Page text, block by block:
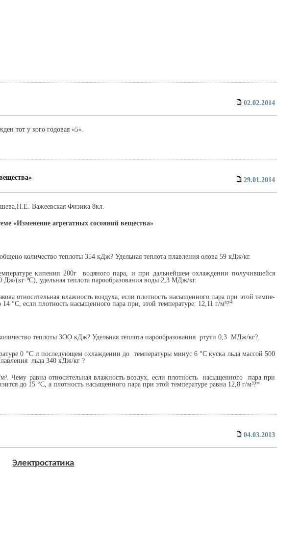
02.02.2014
тот у кого годовая «5».
29.01.2014
Важеевская Физика 8кл.
«Изменение агрегатных сосояний вещества»
количество теплоты 354 кДж? Удельная теплота плавления олова 59 кДж/кг.
кипения 200г водяного пара, и при дальнейшем охлаждении получившейся
(кг·ºС), удельная теплота парообразования воды 2,3 MДж/кг.
относительная влажность воздуха, если плотность насыщенного пара при этой темпе­
°С, если плотность насыщенного пара при, этой температуре: 12,11 г/м³?*
теплоты 3ОО кДж? Удельная теплота парообразования ртути 0,3 MДж/кг?.
0 °С и последующем охлаждении до температуры минус 6 °С куска льда массой 500
льда 340 кДж/кг ?
Чему равна относительная влаж­ность воздух, если плотность насыщенного пара при
до 15 °С, а плотность насыщенно­го пара при этой температуре равна 12,8 г/м³?*
04.03.2013
Электростатика